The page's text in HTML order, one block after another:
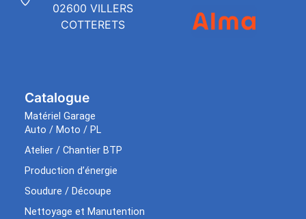
Catalogue
Matériel Garage
Auto / Moto / PL
Atelier / Chantier BTP
Production d’énergie
Soudure / Découpe
Nettoyage et Manutention
02600 VILLERS
COTTERETS